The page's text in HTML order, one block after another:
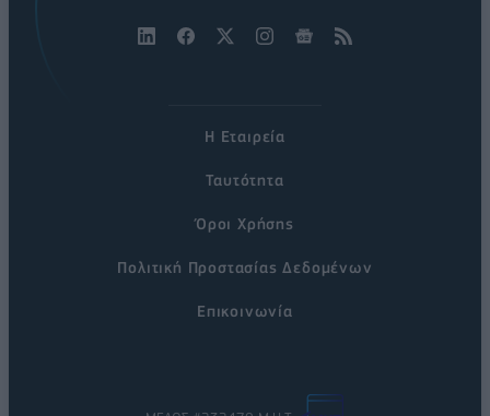
Η Εταιρεία
Ταυτότητα
Όροι Χρήσης
Πολιτική Προστασίας Δεδομένων
Επικοινωνία